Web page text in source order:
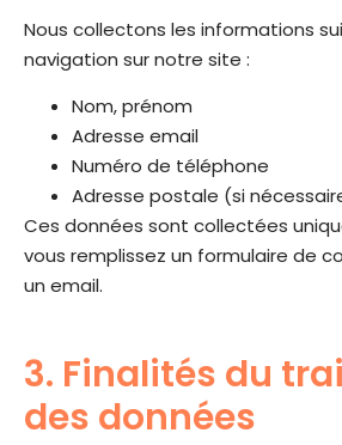
Nous collectons les informations
navigation sur notre site :
Nom, prénom
Adresse email
Numéro de téléphone
Adresse postale (si
Ces données sont collectées
vous remplissez un formulaire de
un email.
3. Finalités du
des données